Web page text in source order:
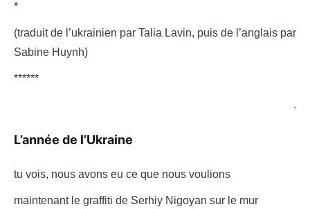
*
(traduit de l’ukrainien par Talia Lavin, puis de l’anglais par
Sabine Huynh)
******
.
L’année de l’Ukraine
tu vois, nous avons eu ce que nous voulions
maintenant le graffiti de Serhiy Nigoyan sur le mur